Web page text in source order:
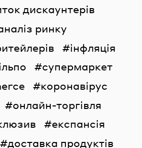
дискаунтерів
ринку
інфляція
супермаркет
коронавірус
онлайн-торгівля
експансія
доставка продуктів